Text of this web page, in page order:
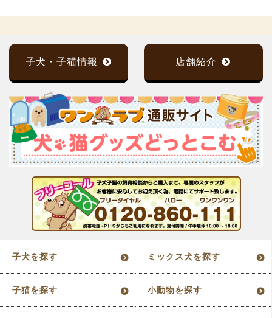
子犬・子猫情報 店舗紹介
子犬を探す ミックス犬を探す
子猫を探す 小動物を探す